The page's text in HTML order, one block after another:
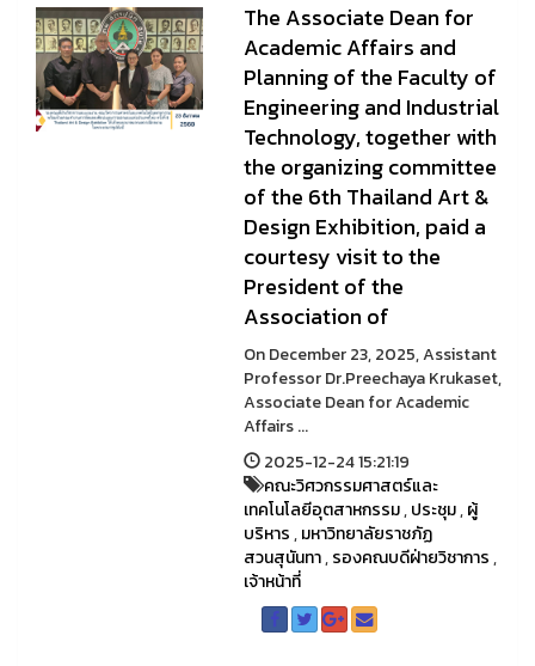
The Associate Dean for
Academic Affairs and
Planning of the Faculty of
Engineering and Industrial
Technology, together with
the organizing committee
of the 6th Thailand Art &
Design Exhibition, paid a
courtesy visit to the
President of the
Association of
On December 23, 2025, Assistant
Professor Dr.Preechaya Krukaset,
Associate Dean for Academic
Affairs ...
2025-12-24 15:21:19
คณะวิศวกรรมศาสตร์และ
เทคโนโลยีอุตสาหกรรม,ประชุม,ผู้
บริหาร,มหาวิทยาลัยราชภัฏ
สวนสุนันทา,รองคณบดีฝ่ายวิชาการ,
เจ้าหน้าที่